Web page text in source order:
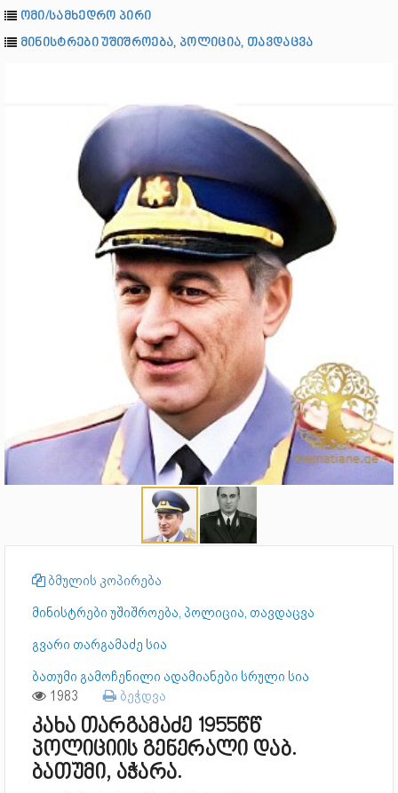
ომი/სამხედრო პირი
მინისტრები უშიშროება, პოლიცია, თავდაცვა
ბმულის კოპირება
მინისტრები უშიშროება, პოლიცია, თავდაცვა
გვარი თარგამაძე სია
ბათუმი გამოჩენილი ადამიანები სრული სია
1983 ბეჭდვა
კახა თარგამაძე 1955წწ
პოლიციის გენერალი დაბ.
ბათუმი, აჭარა.